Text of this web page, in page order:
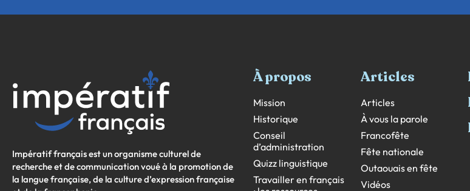
Impératif français est un organisme culturel de
recherche et de communication voué à la promotion de
la langue française, de la culture d’expression française
À propos
Mission
Historique
Conseil
d’administration
Quizz linguistique
Travailler en français
Articles
Articles
À vous la parole
Francofête
Fête nationale
Outaouais en fête
Vidéos